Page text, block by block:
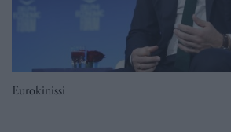
Eurokinissi